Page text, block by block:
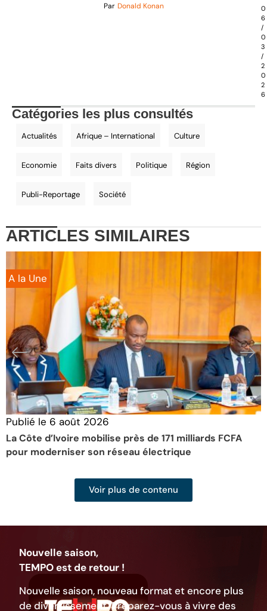
Par Donald Konan
0
6
/
0
3
/
2
0
2
6
Catégories les plus consultés
Actualités Afrique – International Culture
Economie Faits divers Politique Région
Publi-Reportage Société
ARTICLES SIMILAIRES
A la Une
Publié le 6 août 2026
La Côte d’Ivoire mobilise près de 171 milliards FCFA
pour moderniser son réseau électrique
Voir plus de contenu
Nouvelle saison,
TEMPO est de retour !
Nouvelle saison, nouveau format et encore plus
de divertissement. Préparez-vous à vivre des